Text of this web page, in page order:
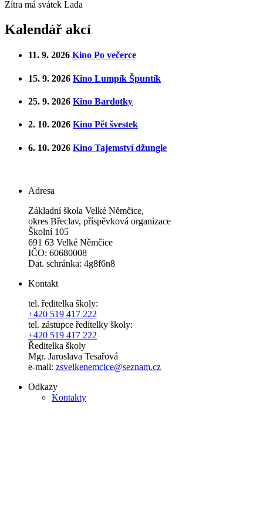
Zítra má svátek Lada
Kalendář akcí
11. 9. 2026 Kino Po večerce
15. 9. 2026 Kino Lumpík Špuntík
25. 9. 2026 Kino Bardotky
2. 10. 2026 Kino Pět švestek
6. 10. 2026 Kino Tajemství džungle
Adresa
Základní škola Velké Němčice,
okres Břeclav, příspěvková organizace
Školní 105
691 63 Velké Němčice
IČO: 60680008
Dat. schránka: 4g8f6n8
Kontakt
tel. ředitelka školy:
+420 519 417 222
tel. zástupce ředitelky školy:
+420 519 417 222
Ředitelka školy
Mgr. Jaroslava Tesařová
e-mail: zsvelkenemcice@seznam.cz
Odkazy
Kontakty